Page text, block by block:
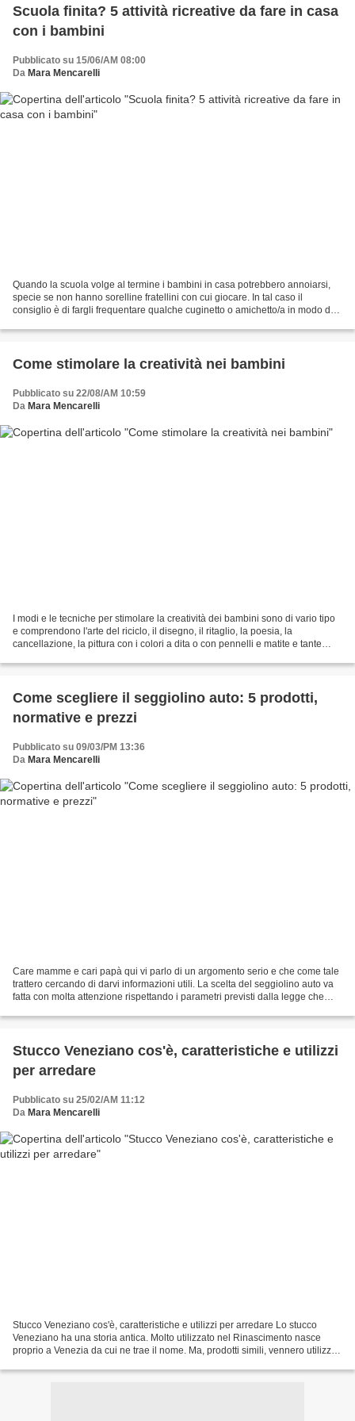
Scuola finita? 5 attività ricreative da fare in casa
con i bambini
Pubblicato su 15/06/AM 08:00
Da Mara Mencarelli
Quando la scuola volge al termine i bambini in casa potrebbero annoiarsi,
specie se non hanno sorelline fratellini con cui giocare. In tal caso il
consiglio è di fargli frequentare qualche cuginetto o amichetto/a in modo da
Come stimolare la creatività nei bambini
Pubblicato su 22/08/AM 10:59
Da Mara Mencarelli
I modi e le tecniche per stimolare la creatività dei bambini sono di vario tipo
e comprendono l'arte del riciclo, il disegno, il ritaglio, la poesia, la
cancellazione, la pittura con i colori a dita o con pennelli e matite e tante
Come scegliere il seggiolino auto: 5 prodotti,
normative e prezzi
Pubblicato su 09/03/PM 13:36
Da Mara Mencarelli
Care mamme e cari papà qui vi parlo di un argomento serio e che come tale
trattero cercando di darvi informazioni utili. La scelta del seggiolino auto va
fatta con molta attenzione rispettando i parametri previsti dalla legge che
Stucco Veneziano cos'è, caratteristiche e utilizzi
per arredare
Pubblicato su 25/02/AM 11:12
Da Mara Mencarelli
Stucco Veneziano cos'è, caratteristiche e utilizzi per arredare Lo stucco
Veneziano ha una storia antica. Molto utilizzato nel Rinascimento nasce
proprio a Venezia da cui ne trae il nome. Ma, prodotti simili, vennero utilizzati